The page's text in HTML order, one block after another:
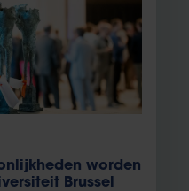
worden
Brussel